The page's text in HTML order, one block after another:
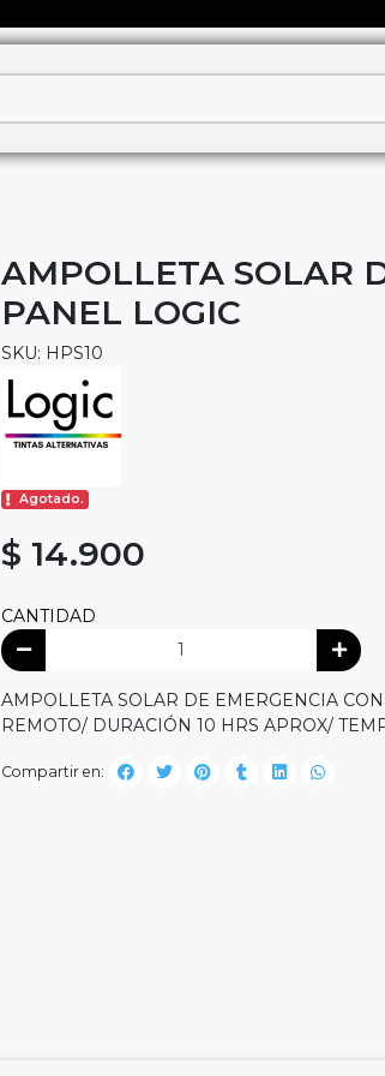
AMPOLLETA SOLAR
PANEL LOGIC
SKU: HPS10
Agotado.
$ 14.900
CANTIDAD
AMPOLLETA SOLAR DE EMERGENCIA
REMOTO/ DURACIÓN 10 HRS APROX/
Compartir en: